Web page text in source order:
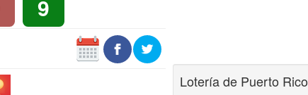
9
Lotería de Puerto Rico